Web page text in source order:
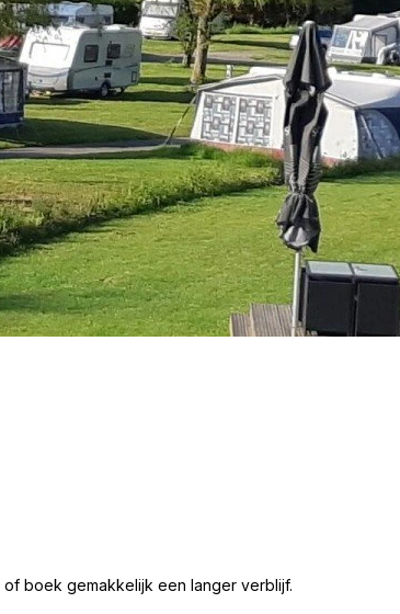
boek gemakkelijk een langer verblijf.